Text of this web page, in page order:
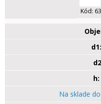
Kód:
d1:
h:
Na sklade